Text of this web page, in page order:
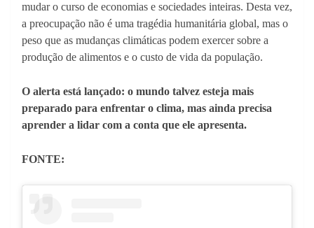
mudar o curso de economias e sociedades inteiras. Desta vez,
a preocupação não é uma tragédia humanitária global, mas o
peso que as mudanças climáticas podem exercer sobre a
produção de alimentos e o custo de vida da população.
O alerta está lançado: o mundo talvez esteja mais
preparado para enfrentar o clima, mas ainda precisa
aprender a lidar com a conta que ele apresenta.
FONTE: